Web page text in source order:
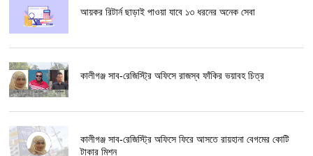
আয়কর রিটার্ন ছাড়াই পাওয়া যাবে ১৩ ধরনের অনেক সেবা
কালীগঞ্জ সাব-রেজিস্ট্রি অফিসে রাজস্ব ফাঁকির ভয়াবহ চিত্র
কালীগঞ্জ সাব-রেজিস্ট্রি অফিসে ফিরে আসতে রায়হানা বেগমের কোটি
টাকার মিশন